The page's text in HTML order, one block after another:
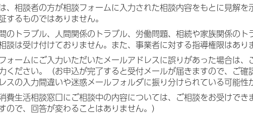
、相談者の方が相談フォームに入力された相談内容をもとに見解
するものではありません。
のトラブル、人間関係のトラブル、労働問題、相続や家族関係の
談は受け付けておりません。また、事業者に対する指導権限はあり
ォームにご入力いただいたメールアドレスに誤りがあった場合は
ください。（お申込が完了すると受付メールが届きますので、ご
スの入力間違いや迷惑メールフォルダに振り分けられている可能性
費生活相談窓口にご相談中の内容については、ご相談をお受けで
ので、回答が変わることはありません。）